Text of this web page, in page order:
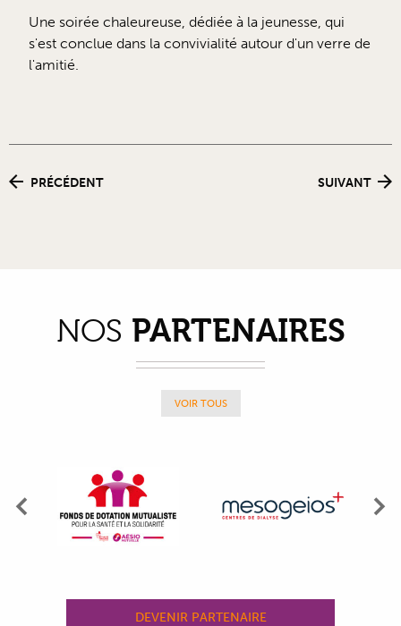
Une soirée chaleureuse, dédiée à la jeunesse, qui
s'est conclue dans la convivialité autour d'un verre de
l'amitié.
PRÉCÉDENT SUIVANT
NOS PARTENAIRES
VOIR TOUS
Précédent
DEVENIR PARTENAIRE